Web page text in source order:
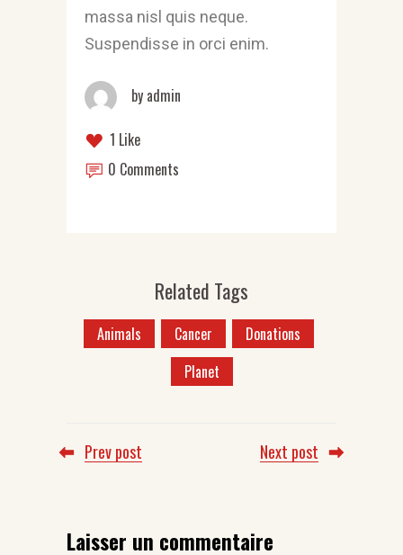
massa nisl quis neque.
Suspendisse in orci enim.
by admin
1 Like
0 Comments
Related Tags
Animals Cancer
Donations
Planet
Prev post Next post
Laisser un commentaire